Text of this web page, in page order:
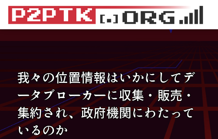
我々の位置情報はいかにしてデ
ータブローカーに収集・販売・
集約され、政府機関にわたって
いるのか